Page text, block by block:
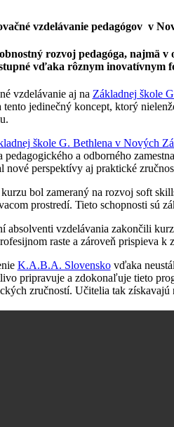
vzdelávanie pedagógov v
rozvoj pedagóga, najmä
vďaka rôznym inovatívnym
vzdelávanie aj na Základnej škole
tento jedinečný koncept, ktorý
škole G. Bethlena v Nových
pedagogického a odborného
nové perspektívy aj praktické
bol zameraný na rozvoj soft
prostredí. Tieto schopnosti sú
absolventi vzdelávania zakončili
raste a zároveň prispieva k
K.A.B.A. Slovenskovďaka
pripravuje a zdokonaľuje tieto
zručností. Učitelia tak